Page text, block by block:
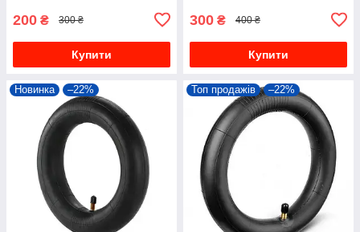
200 ₴ 300 ₴
Купити
300 ₴ 400 ₴
Купити
Новинка –22% Топ продажів –22%